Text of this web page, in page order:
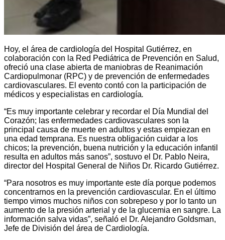
Hoy, el área de cardiología del Hospital Gutiérrez, en
colaboración con la Red Pediátrica de Prevención en Salud,
ofreció una clase abierta de maniobras de Reanimación
Cardiopulmonar (RPC) y de prevención de enfermedades
cardiovasculares. El evento contó con la participación de
médicos y especialistas en cardiología.
“Es muy importante celebrar y recordar el Día Mundial del
Corazón; las enfermedades cardiovasculares son la
principal causa de muerte en adultos y estas empiezan en
una edad temprana. Es nuestra obligación cuidar a los
chicos; la prevención, buena nutrición y la educación infantil
resulta en adultos más sanos”, sostuvo el Dr. Pablo Neira,
director del Hospital General de Niños Dr. Ricardo Gutiérrez.
“Para nosotros es muy importante este día porque podemos
concentrarnos en la prevención cardiovascular. En el último
tiempo vimos muchos niños con sobrepeso y por lo tanto un
aumento de la presión arterial y de la glucemia en sangre. La
información salva vidas”, señaló el Dr. Alejandro Goldsman,
Jefe de División del área de Cardiología.